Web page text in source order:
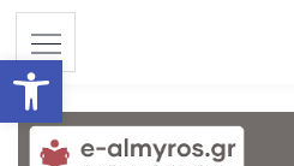
Ανοίξτε τη